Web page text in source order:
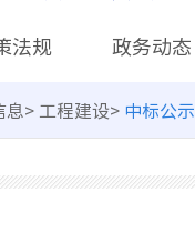
法规 政务动态
息> 工程建设> 中标公示